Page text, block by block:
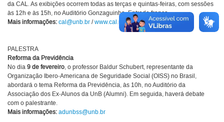
da CAL. As exibições ocorrem todas as terças e quintas-feiras, com sessões
às 12h e às 15h, no Auditório Gonzaguinha. Entrada franca.
Mais informações: cal@unb.br /www.cal.unb.br
PALESTRA
Reforma da Previdência
No dia 9 de fevereiro, o professor Baldur Schubert, representante da
Organização Ibero-Americana de Seguridade Social (OISS) no Brasil,
abordará o tema Reforma da Previdência, às 10h, no Auditório da
Associação dos Ex-Alunos da UnB (Alumni). Em seguida, haverá debate
com o palestrante.
Mais informações: adunbss@unb.br